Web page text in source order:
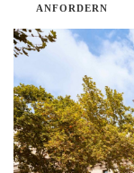
ANFORDERN